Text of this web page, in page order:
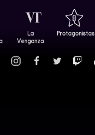
La
Venganza
Protagonistas